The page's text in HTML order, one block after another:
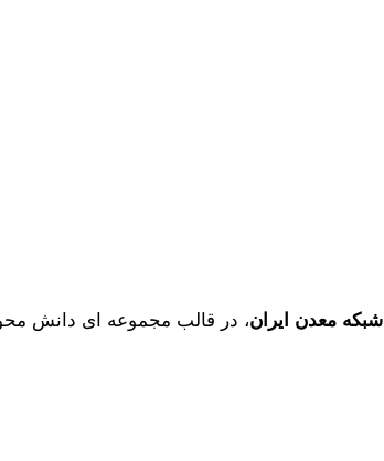
شبکه معدن ایران